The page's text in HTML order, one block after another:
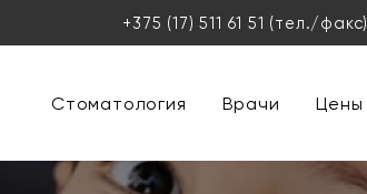
+375 (17) 511 61 51 (тел./факс)
Стоматология Врачи Цены